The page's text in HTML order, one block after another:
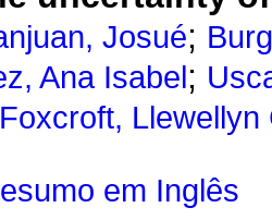
Josué;
Ana Isabel ;
Foxcroft, Llewellyn
em Inglês